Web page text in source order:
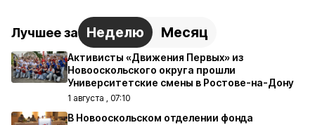
Лучшее за Неделю Месяц
Активисты «Движения Первых» из
Новооскольского округа прошли
Университетские смены в Ростове-на-Дону
1 августа , 07:10
В Новооскольском отделении фонда